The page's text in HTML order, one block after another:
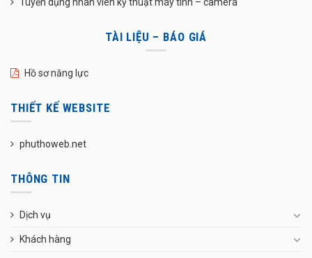
TÀI LIỆU – BÁO GIÁ
Hồ sơ năng lực
THIẾT KẾ WEBSITE
phuthoweb.net
THÔNG TIN
Dịch vụ
Khách hàng